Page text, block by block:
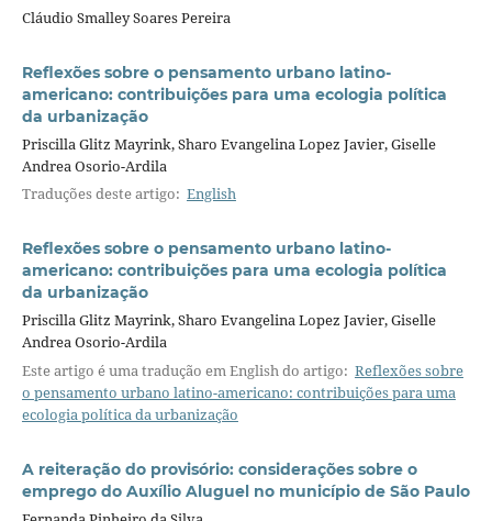
Cláudio Smalley Soares Pereira
Reflexões sobre o pensamento urbano latino-
americano: contribuições para uma ecologia política
da urbanização
Priscilla Glitz Mayrink, Sharo Evangelina Lopez Javier, Giselle
Andrea Osorio-Ardila
Traduções deste artigo: English
Reflexões sobre o pensamento urbano latino-
americano: contribuições para uma ecologia política
da urbanização
Priscilla Glitz Mayrink, Sharo Evangelina Lopez Javier, Giselle
Andrea Osorio-Ardila
Este artigo é uma tradução em English do artigo: Reflexões sobre
o pensamento urbano latino-americano: contribuições para uma
ecologia política da urbanização
A reiteração do provisório: considerações sobre o
emprego do Auxílio Aluguel no município de São Paulo